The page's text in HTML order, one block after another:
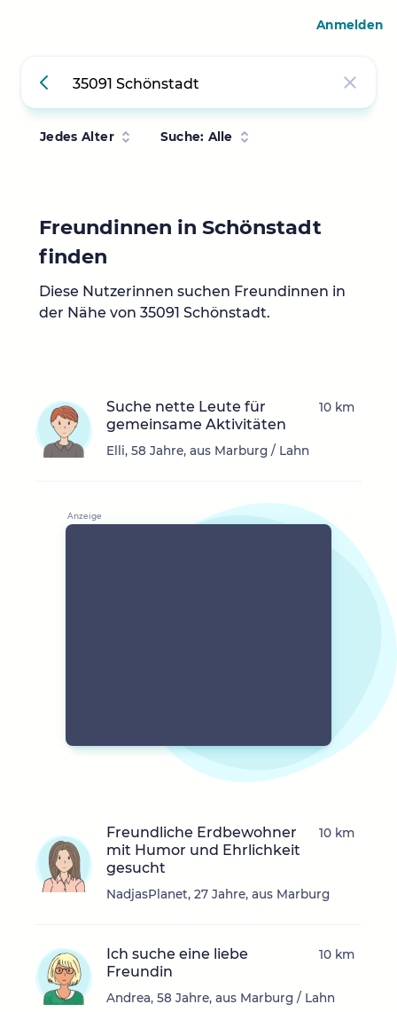
Jedes Alter Suche: Alle
Freundinnen in Schönstadt
finden
Diese Nutzerinnen suchen Freundinnen in
der Nähe von 35091 Schönstadt.
Suche nette Leute für
gemeinsame Aktivitäten
Elli, 58 Jahre, aus Marburg / Lahn
10 km
Freundliche Erdbewohner
mit Humor und Ehrlichkeit
gesucht
NadjasPlanet, 27 Jahre, aus Marburg
10 km
Ich suche eine liebe
Freundin
Andrea, 58 Jahre, aus Marburg / Lahn
10 km
Anmelden